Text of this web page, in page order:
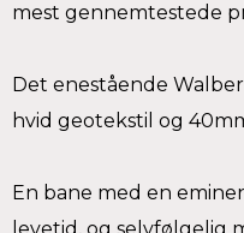
mest gennemtestede
Det enestående
hvid geotekstil og
En bane med en